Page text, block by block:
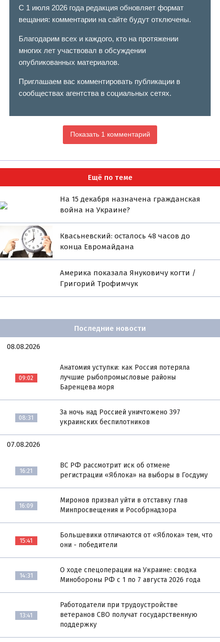
С 1 июля 2026 года редакция обновляет формат
вещания: комментарии на сайте будут отключены.
Благодарим всех и каждого, кто на протяжении
многих лет участвовал в обсуждении
опубликованных материалов.
Приглашаем вас комментировать публикации в
сообществах агентства в социальных сетях.
Показать 1 комментарий
Ещё по теме
На 15 декабря назначена гражданская
война на Украине?
Квасьневский: осталось 48 часов до
конца Евромайдана
Америка показала Януковичу когти /
Григорий Трофимчук
Последние новости
08.08.2026
09:02
Анатомия уступки: как Россия потеряла
лучшие рыбопромысловые районы
Баренцева моря
08:31
За ночь над Россией уничтожено 397
украинских беспилотников
07.08.2026
16:21
ВС РФ рассмотрит иск об отмене
регистрации «Яблока» на выборы в Госдуму
16:09
Миронов призвал уйти в отставку глав
Минпросвещения и Рособрнадзора
15:41
Большевики отличаются от «Яблока» тем, что
они - победители
14:31
О ходе спецоперации на Украине: сводка
Минобороны РФ с 1 по 7 августа 2026 года
13:41
Работодатели при трудоустройстве
ветеранов СВО получат государственную
поддержку